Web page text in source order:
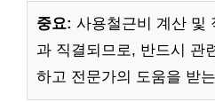
중요: 사용철근비 계산 및
과 직결되므로, 반드시 관
하고 전문가의 도움을 받